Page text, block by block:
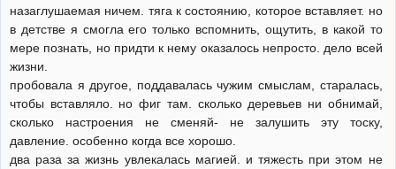
назаглушаемая ничем. тяга к состоянию, которое вставляет. но
в детстве я смогла его только вспомнить, ощутить, в какой то
мере познать, но придти к нему оказалось непросто. дело всей
жизни.
пробовала я другое, поддавалась чужим смыслам, старалась,
чтобы вставляло. но фиг там. сколько деревьев ни обнимай,
сколько настроения не сменяй- не залушить эту тоску,
давление. особенно когда все хорошо.
два раза за жизнь увлекалась магией. и тяжесть при этом не